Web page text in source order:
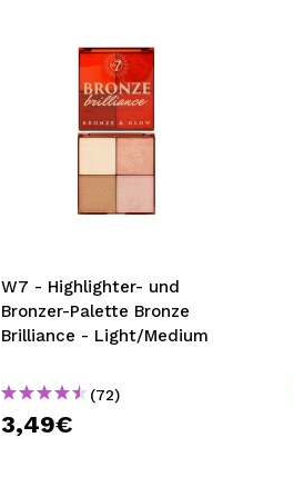
W7 - Highlighter- und
Bronzer-Palette Bronze
Brilliance - Light/Medium
(72)
3,49€